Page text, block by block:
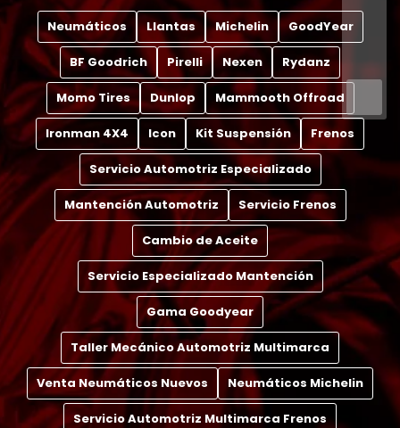
Neumáticos Llantas Michelin GoodYear
BF Goodrich Pirelli Nexen Rydanz
Momo Tires Dunlop Mammooth Offroad
Ironman 4X4 Icon Kit Suspensión Frenos
Servicio Automotriz Especializado
Mantención Automotriz Servicio Frenos
Cambio de Aceite
Servicio Especializado Mantención
Gama Goodyear
Taller Mecánico Automotriz Multimarca
Venta Neumáticos Nuevos Neumáticos Michelin
Servicio Automotriz Multimarca Frenos